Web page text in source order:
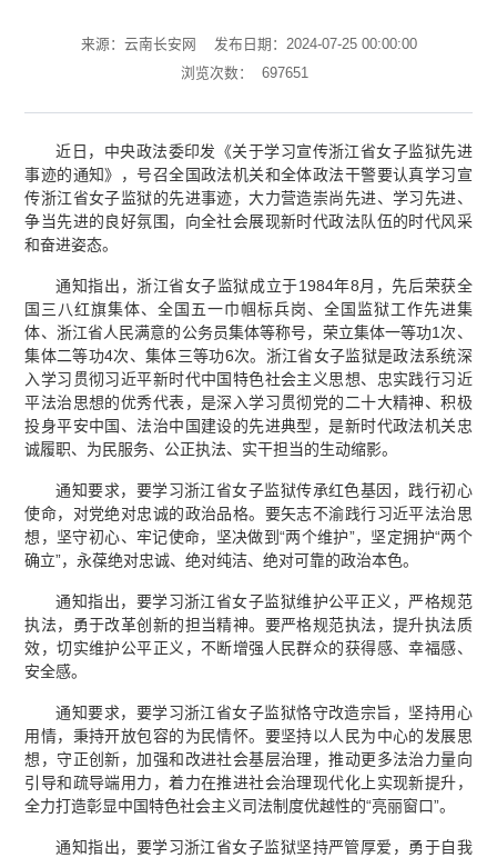
来源：云南长安网
发布日期：2024-07-25 00:00:00
浏览次数：
697651
近日，中央政法委印发《关于学习宣传浙江省女子监狱先进
事迹的通知》，号召全国政法机关和全体政法干警要认真学习宣
传浙江省女子监狱的先进事迹，大力营造崇尚先进、学习先进、
争当先进的良好氛围，向全社会展现新时代政法队伍的时代风采
和奋进姿态。
通知指出，浙江省女子监狱成立于1984年8月，先后荣获全
国三八红旗集体、全国五一巾帼标兵岗、全国监狱工作先进集
体、浙江省人民满意的公务员集体等称号，荣立集体一等功1次、
集体二等功4次、集体三等功6次。浙江省女子监狱是政法系统深
入学习贯彻习近平新时代中国特色社会主义思想、忠实践行习近
平法治思想的优秀代表，是深入学习贯彻党的二十大精神、积极
投身平安中国、法治中国建设的先进典型，是新时代政法机关忠
诚履职、为民服务、公正执法、实干担当的生动缩影。
通知要求，要学习浙江省女子监狱传承红色基因，践行初心
使命，对党绝对忠诚的政治品格。要矢志不渝践行习近平法治思
想，坚守初心、牢记使命，坚决做到“两个维护”，坚定拥护“两个
确立”，永葆绝对忠诚、绝对纯洁、绝对可靠的政治本色。
通知指出，要学习浙江省女子监狱维护公平正义，严格规范
执法，勇于改革创新的担当精神。要严格规范执法，提升执法质
效，切实维护公平正义，不断增强人民群众的获得感、幸福感、
安全感。
通知要求，要学习浙江省女子监狱恪守改造宗旨，坚持用心
用情，秉持开放包容的为民情怀。要坚持以人民为中心的发展思
想，守正创新，加强和改进社会基层治理，推动更多法治力量向
引导和疏导端用力，着力在推进社会治理现代化上实现新提升，
全力打造彰显中国特色社会主义司法制度优越性的“亮丽窗口”。
通知指出，要学习浙江省女子监狱坚持严管厚爱，勇于自我